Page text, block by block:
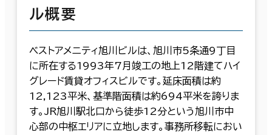
ル概要
ベストアメニティ旭川ビルは、旭川市5条通9丁目
に所在する1993年7月竣工の地上12階建てハイ
グレード賃貸オフィスビルです。延床面積は約
12,123平米、基準階面積は約694平米を誇りま
す。JR旭川駅北口から徒歩12分という旭川市中
心部の中枢エリアに立地します。事務所移転におい